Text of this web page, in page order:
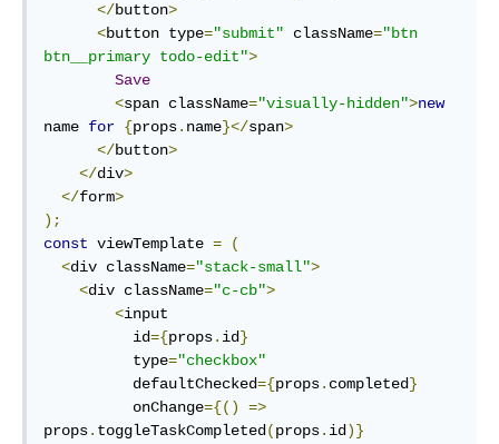
</button>
<button type="submit" className="btn
btn__primary todo-edit">
Save
<span className="visually-hidden">new
name for {props. name}</span>
</button>
</div>
</form>
);
const viewTemplate =
(
<div className="stack-small">
<div className="c-cb">
<input
          id
={props. id}
          type
="checkbox"
          defaultChecked
={props. completed}
          onChange
={()
=>
props. toggleTaskCompleted(props. id)}